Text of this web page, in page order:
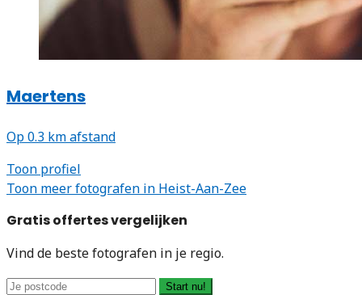
Maertens
Op 0.3 km afstand
Toon profiel
Toon meer fotografen in Heist-Aan-Zee
Gratis offertes vergelijken
Vind de beste fotografen in je regio.
Start nu!